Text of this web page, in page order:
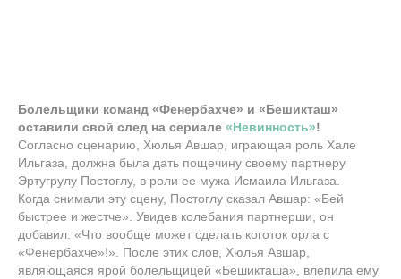
Болельщики команд «Фенербахче» и «Бешикташ»
оставили свой след на сериале «Невинность»!
Согласно сценарию, Хюлья Авшар, играющая роль Хале
Ильгаза, должна была дать пощечину своему партнеру
Эртугрулу Постоглу, в роли ее мужа Исмаила Ильгаза.
Когда снимали эту сцену, Постоглу сказал Авшар: «Бей
быстрее и жестче». Увидев колебания партнерши, он
добавил: «Что вообще может сделать коготок орла с
«Фенербахче»!». После этих слов, Хюлья Авшар,
являющаяся ярой болельщицей «Бешикташа», влепила ему